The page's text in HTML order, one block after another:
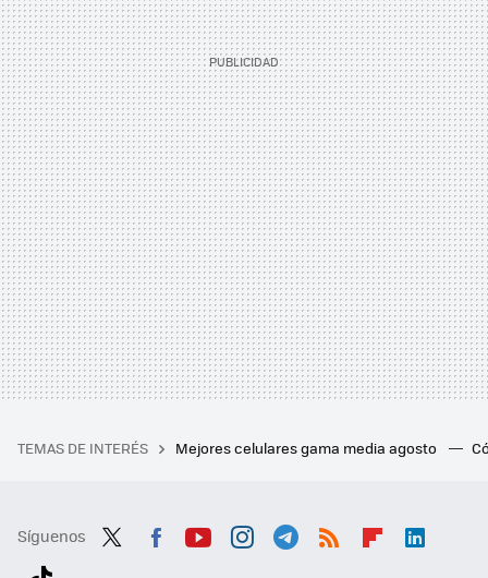
TEMAS DE INTERÉS Mejores celulares gama media agosto
Síguenos